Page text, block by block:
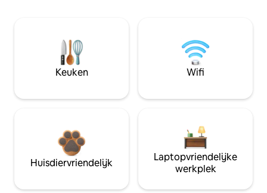
Keuken Wifi
Huisdiervriendelijk
Laptopvriendelijke
werkplek